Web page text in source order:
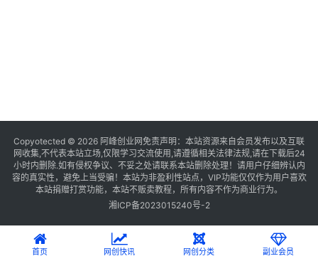
Copyotected © 2026 阿峰创业网 免责声明：本站资源来自会员发布以及互联
网收集,不代表本站立场,仅限学习交流使用,请遵循相关法律法规,请在下载后24
小时内删除.如有侵权争议、不妥之处请联系本站删除处理！请用户仔细辨认内
容的真实性，避免上当受骗！本站为非盈利性站点，VIP功能仅仅作为用户喜欢
本站捐赠打赏功能，本站不贩卖教程，所有内容不作为商业行为。
湘ICP备2023015240号-2
首页 网创快讯 网创分类 副业会员